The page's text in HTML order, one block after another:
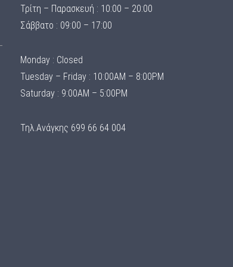
Τρίτη – Παρασκευή : 10:00 – 20:00
Σάββατο : 09:00 – 17:00
Monday : Closed
Tuesday – Friday : 10:00AM – 8:00PM
Saturday : 9:00AM – 5:00PM
Τηλ.Ανάγκης 699 66 64 004